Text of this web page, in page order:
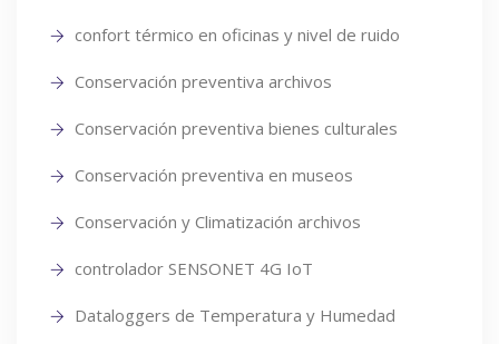
confort térmico en oficinas y nivel de ruido
Conservación preventiva archivos
Conservación preventiva bienes culturales
Conservación preventiva en museos
Conservación y Climatización archivos
controlador SENSONET 4G IoT
Dataloggers de Temperatura y Humedad